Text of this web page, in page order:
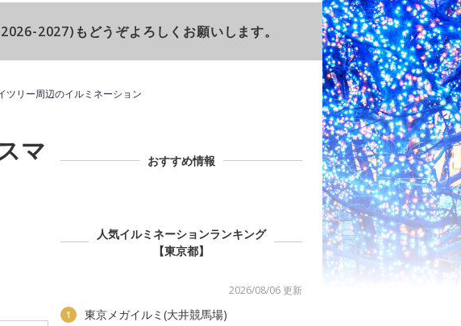
2027)もどうぞよろしくお願いします。
ツリー周辺のイルミネーション
マ
おすすめ情報
人気イルミネーションランキング
【東京都】
2026/08/06 更新
1 東京メガイルミ(大井競馬場)